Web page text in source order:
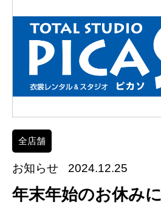
全店舗
お知らせ 2024.12.25
年末年始のお休み